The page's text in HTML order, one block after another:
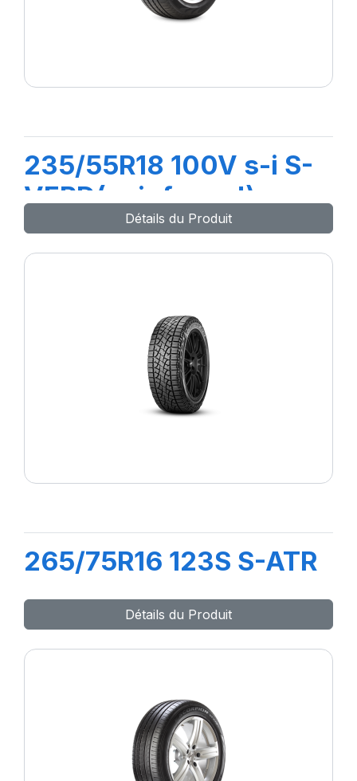
235/55R18 100V s-i S-
VERD( reinforced)
Détails du Produit
265/75R16 123S S-ATR
Détails du Produit